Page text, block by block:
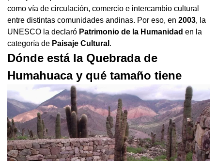
como vía de circulación, comercio e intercambio cultural
entre distintas comunidades andinas. Por eso, en 2003, la
UNESCO la declaró Patrimonio de la Humanidad en la
categoría de Paisaje Cultural .
Dónde está la Quebrada de
Humahuaca y qué tamaño tiene